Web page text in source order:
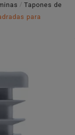
Tapones de
para